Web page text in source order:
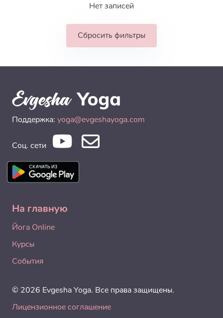
Нет записей
Сбросить фильтры
Поддержка: yoga@evgeshayoga.com
Соц. сети
На главную
Йога Online
Курсы
События
© 2026 Evgesha Yoga. Все права защищены.
Лицензионное соглашение